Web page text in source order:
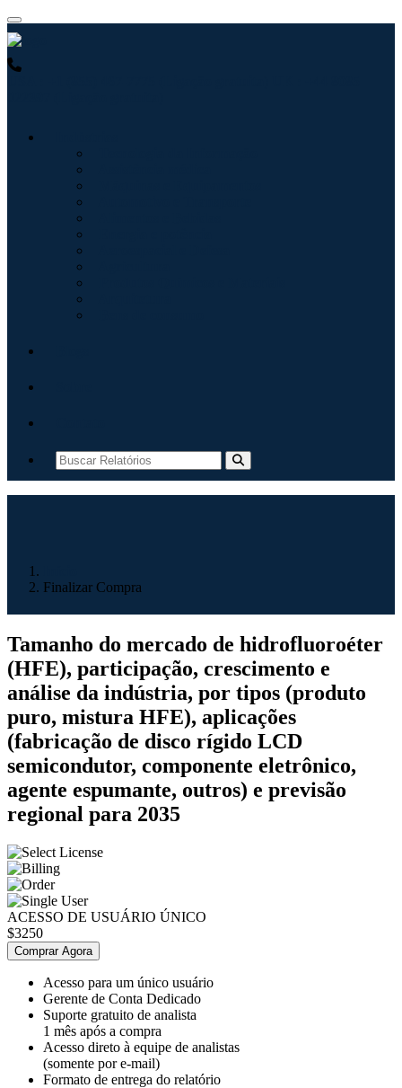
Finalizar Compra
Tamanho do mercado de hidrofluoroéter
(HFE), participação, crescimento e
análise da indústria, por tipos (produto
puro, mistura HFE), aplicações
(fabricação de disco rígido LCD
semicondutor, componente eletrônico,
agente espumante, outros) e previsão
regional para 2035
ACESSO DE USUÁRIO ÚNICO
$3250
Comprar Agora
Acesso para um único usuário
Gerente de Conta Dedicado
Suporte gratuito de analista
1 mês após a compra
Acesso direto à equipe de analistas
(somente por e-mail)
Formato de entrega do relatório